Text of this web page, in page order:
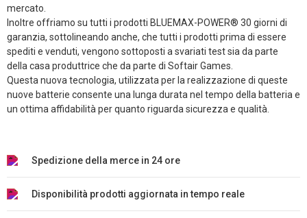
mercato.
Inoltre offriamo su tutti i prodotti BLUEMAX-POWER® 30 giorni di
garanzia, sottolineando anche, che tutti i prodotti prima di essere
spediti e venduti, vengono sottoposti a svariati test sia da parte
della casa produttrice che da parte di Softair Games.
Questa nuova tecnologia, utilizzata per la realizzazione di queste
nuove batterie consente una lunga durata nel tempo della batteria e
un ottima affidabilità per quanto riguarda sicurezza e qualità.
Spedizione della merce in 24 ore
Disponibilità prodotti aggiornata in tempo reale